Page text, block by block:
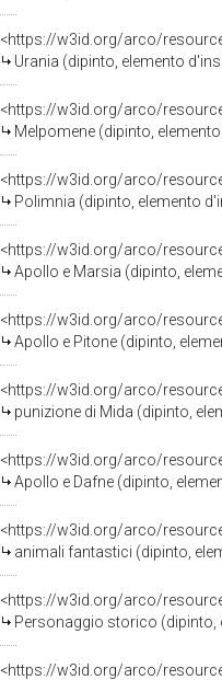
<https://w3id.org/arco/
Urania (dipinto, elemento
<https://w3id.org/arco/
Melpomene (dipinto,
<https://w3id.org/arco/
Polimnia (dipinto, elemento
<https://w3id.org/arco/
Apollo e Marsia (dipinto,
<https://w3id.org/arco/
Apollo e Pitone (dipinto,
<https://w3id.org/arco/
punizione di Mida (dipinto,
<https://w3id.org/arco/
Apollo e Dafne (dipinto,
<https://w3id.org/arco/
animali fantastici (dipinto,
<https://w3id.org/arco/
Personaggio storico (dipinto,
<https://w3id.org/arco/